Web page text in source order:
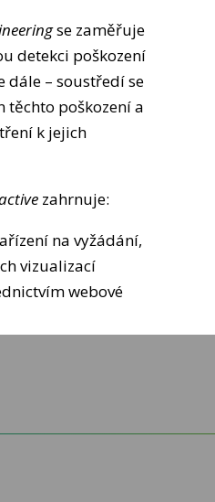
se zaměřuje
detekci poškození
dále – soustředí se
poškození a
k jejich
zahrnuje:
na vyžádání,
vizualizací
webové